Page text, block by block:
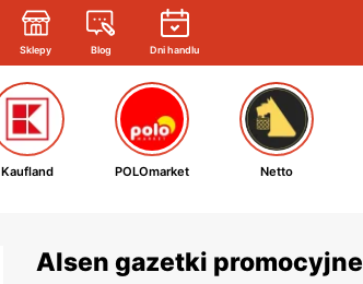
Sklepy Blog Dni handlu
Kaufland POLOmarket Netto
Alsen gazetki promocyjne